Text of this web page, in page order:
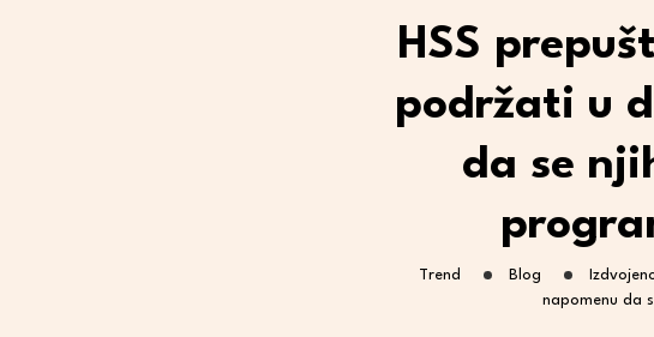
HSS
podržati u
da se
Trend Blog
napomenu da